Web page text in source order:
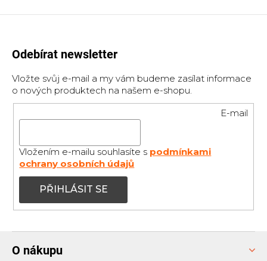
Odebírat newsletter
Vložte svůj e-mail a my vám budeme zasílat informace
o nových produktech na našem e-shopu.
E-mail
Vložením e-mailu souhlasíte s podmínkami
ochrany osobních údajů
PŘIHLÁSIT SE
O nákupu